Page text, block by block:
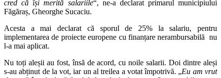
cred că își merită salariile“, ne-a declarat primarul municipiului
Făgăraș, Gheorghe Sucaciu.
Acesta a mai declarat că sporul de 25% la salariu, pentru
implementarea de proiecte europene cu finanțare nerambursabilă nu
l-a mai aplicat.
Nu toți aleșii au fost, însă de acord, cu noile salarii. Doi dintre aleși
s-au abținut de la vot, iar un al treilea a votat împotrivă. „Eu am vrut